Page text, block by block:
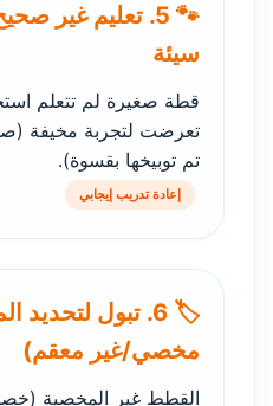
🐾 5. تعليم غير
سيئة
قطة صغيرة لم تتعلم
تعرضت لتجربة مخيفة
تم توبيخها بقسوة).
إعادة تدريب إيجابي
🏷️ 6. تبول لتحديد
مخصي/غير معقم)
القطط غير المخصية